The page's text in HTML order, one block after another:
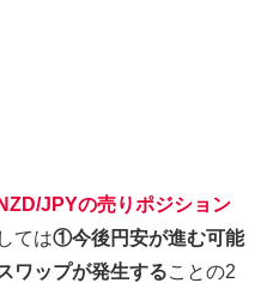
NZD/JPYの売りポジション
ては①今後円安が進む可能
ワップが発生することの2